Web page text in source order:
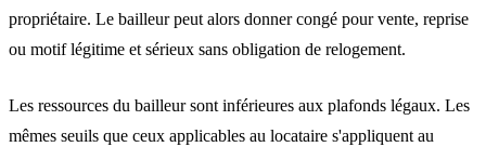
propriétaire. Le bailleur peut alors donner congé pour vente, reprise
ou motif légitime et sérieux sans obligation de relogement.
Les ressources du bailleur sont inférieures aux plafonds légaux. Les
mêmes seuils que ceux applicables au locataire s'appliquent au